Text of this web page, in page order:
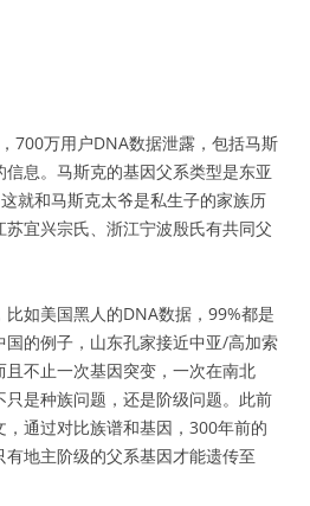
万用户DNA数据泄露，包括马斯
息。马斯克的基因父系类型是东亚
就和马斯克太爷是私生子的家族历
宜兴宗氏、浙江宁波殷氏有共同父
如美国黑人的DNA数据，99%都是
的例子，山东孔家接近中亚/高加索
且不止一次基因突变，一次在南北
是种族问题，还是阶级问题。此前
通过对比族谱和基因，300年前的
地主阶级的父系基因才能遗传至